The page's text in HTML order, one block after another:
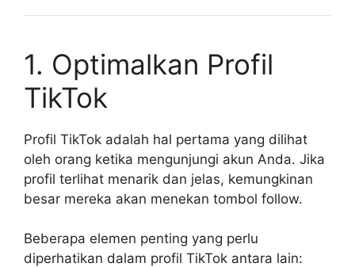
1. Optimalkan Profil
TikTok
Profil TikTok adalah hal pertama yang dilihat
oleh orang ketika mengunjungi akun Anda. Jika
profil terlihat menarik dan jelas, kemungkinan
besar mereka akan menekan tombol follow.
Beberapa elemen penting yang perlu
diperhatikan dalam profil TikTok antara lain: